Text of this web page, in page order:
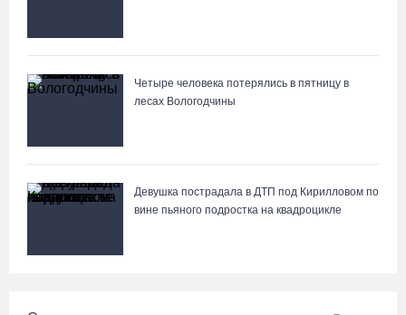
Четыре человека потерялись в пятницу в
лесах Вологодчины
Девушка пострадала в ДТП под Кирилловом по
вине пьяного подростка на квадроцикле